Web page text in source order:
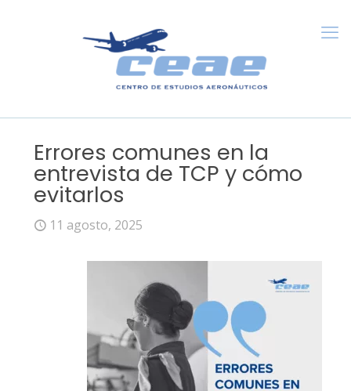
Errores comunes en la
entrevista de TCP y cómo
evitarlos
11 agosto, 2025